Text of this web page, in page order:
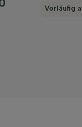
Vorläufig